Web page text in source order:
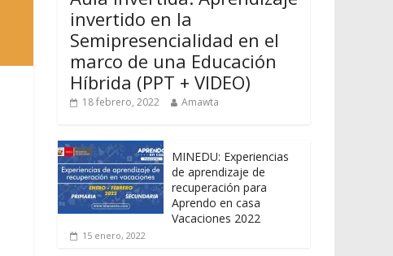
invertido en la
Semipresencialidad en el
marco de una Educación
Híbrida (PPT + VIDEO)
18 febrero, 2022 Amawta
MINEDU: Experiencias
de aprendizaje de
recuperación para
Aprendo en casa
Vacaciones 2022
15 enero, 2022